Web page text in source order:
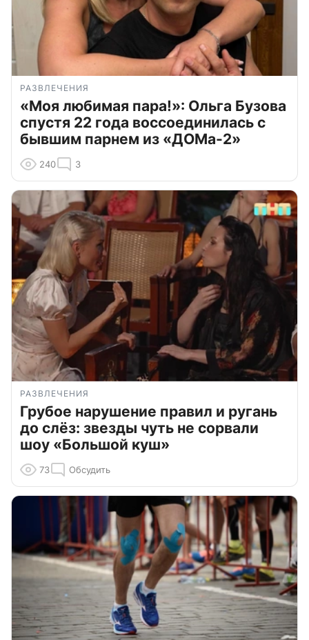
РАЗВЛЕЧЕНИЯ
«Моя любимая пара!»: Ольга Бузова
спустя 22 года воссоединилась с
бывшим парнем из «ДОМа-2»
240 3
РАЗВЛЕЧЕНИЯ
Грубое нарушение правил и ругань
до слёз: звезды чуть не сорвали
шоу «Большой куш»
73 Обсудить